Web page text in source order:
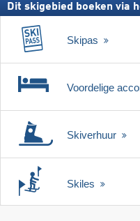
Dit skigebied boeken via
Skipas
Voordelige
Skiverhuur
Skiles